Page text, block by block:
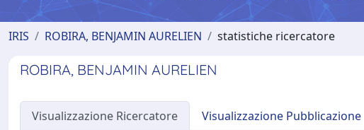
IRIS ROBIRA, BENJAMIN AURELIEN statistiche ricercatore
ROBIRA, BENJAMIN AURELIEN
Visualizzazione Ricercatore Visualizzazione Pubblicazione